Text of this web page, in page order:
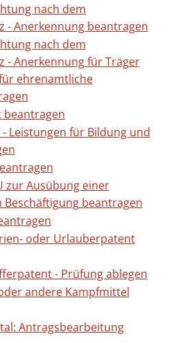
nach dem
- Anerkennung beantragen
nach dem
- Anerkennung für Träger
ehrenamtliche
beantragen
Leistungen für Bildung und
zur Ausübung einer
beantragen
oder Urlauberpatent
- Prüfung ablegen
andere Kampfmittel
Antragsbearbeitung